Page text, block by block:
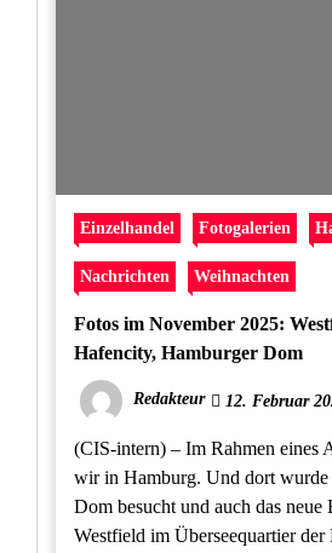
Einzelhandel Fotogalerien
Nachrichten Weihnachten
Fotos im November 2025:
Hafencity, Hamburger Dom
Redakteur 12. Februar
(CIS-intern) – Im Rahmen eines
wir in Hamburg. Und dort wurde
Dom besucht und auch das neue
Westfield im Überseequartier der